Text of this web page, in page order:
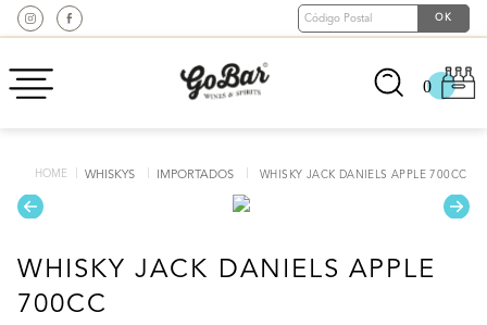
0
WHISKYS IMPORTADOS WHISKY JACK DANIELS APPLE 700CC
WHISKY JACK DANIELS APPLE
700CC